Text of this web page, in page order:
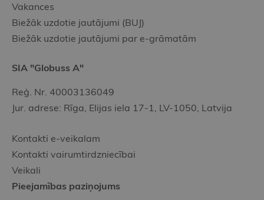
Vakances
Biežāk uzdotie jautājumi (BUJ)
Biežāk uzdotie jautājumi par e-grāmatām
SIA "Globuss A"
Reģ. Nr. 40003136049
Jur. adrese: Rīga, Elijas iela 17-1, LV-1050, Latvija
Kontakti e-veikalam
Kontakti vairumtirdzniecībai
Veikali
Pieejamības paziņojums